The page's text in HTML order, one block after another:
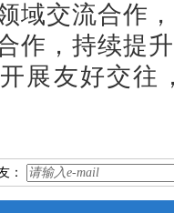
域交流合作
作，持续提
展友好交往
：